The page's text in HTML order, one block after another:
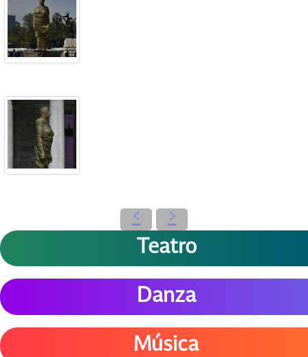
‹ ›
Teatro
Danza
Música